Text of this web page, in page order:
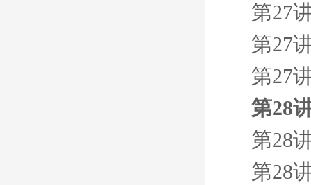
第27
第27
第27
第28
第28
第28